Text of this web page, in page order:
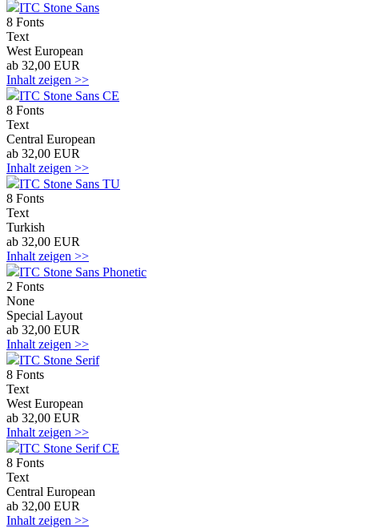
ITC Stone Sans
8 Fonts
Text
West European
ab 32,00 EUR
Inhalt zeigen >>
ITC Stone Sans CE
8 Fonts
Text
Central European
ab 32,00 EUR
Inhalt zeigen >>
ITC Stone Sans TU
8 Fonts
Text
Turkish
ab 32,00 EUR
Inhalt zeigen >>
ITC Stone Sans Phonetic
2 Fonts
None
Special Layout
ab 32,00 EUR
Inhalt zeigen >>
ITC Stone Serif
8 Fonts
Text
West European
ab 32,00 EUR
Inhalt zeigen >>
ITC Stone Serif CE
8 Fonts
Text
Central European
ab 32,00 EUR
Inhalt zeigen >>